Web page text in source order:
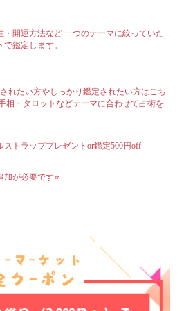
開運方法など 一つのテーマに絞っていた
鑑定します。
れたい方やしっかり鑑定されたい方はこち
相・タロットなどテーマに合わせて占術を
トラッププレゼントor鑑定500円off
が必要です⭐️